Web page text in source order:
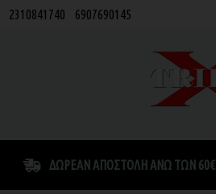
2310841740 6907690145
ΔΩΡΕΆΝ ΑΠΟΣΤΟΛΉ ΆΝΩ ΤΩΝ 60€